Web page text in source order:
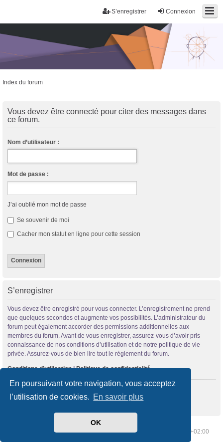
En poursuivant votre navigation, vous acceptez
l’utilisation de cookies. En savoir plus
OK
Connexion
S’enregistrer
Index du forum
Vous devez être connecté pour citer des messages dans
ce forum.
Nom d’utilisateur :
Mot de passe :
J’ai oublié mon mot de passe
Se souvenir de moi
Cacher mon statut en ligne pour cette session
S’enregistrer
Vous devez être enregistré pour vous connecter. L’enregistrement ne prend
que quelques secondes et augmente vos possibilités. L’administrateur du
forum peut également accorder des permissions additionnelles aux
membres du forum. Avant de vous enregistrer, assurez-vous d’avoir pris
connaissance de nos conditions d’utilisation et de notre politique de vie
privée. Assurez-vous de bien lire tout le règlement du forum.
Conditions d’utilisation|Politique de confidentialité
S’enregistrer
Supprimer les cookies Heures au format UTC+02:00